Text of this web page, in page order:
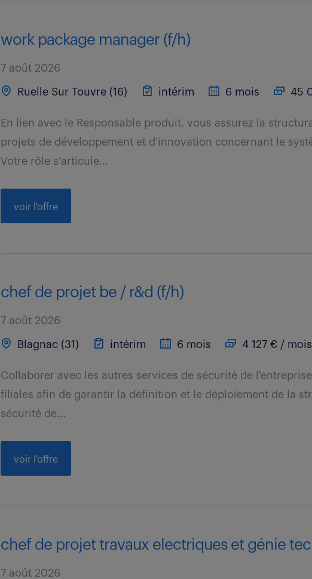
work package manager (f/h)
7 août 2026
Ruelle Sur Touvre (16) intérim 6 mois 45
En lien avec le Responsable produit, vous assurez la
projets de développement et d'innovation concernant le
Votre rôle s'articule...
voir l'offre
chef de projet be / r&d (f/h)
7 août 2026
Blagnac (31) intérim 6 mois 4 127 € / mois
Collaborer avec les autres services de sécurité de
filiales afin de garantir la définition et le déploiement de la
sécurité de...
voir l'offre
chef de projet travaux electriques et génie
7 août 2026